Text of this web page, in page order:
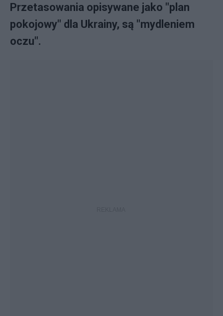
Przetasowania opisywane jako "plan
pokojowy" dla Ukrainy, są "mydleniem
oczu".